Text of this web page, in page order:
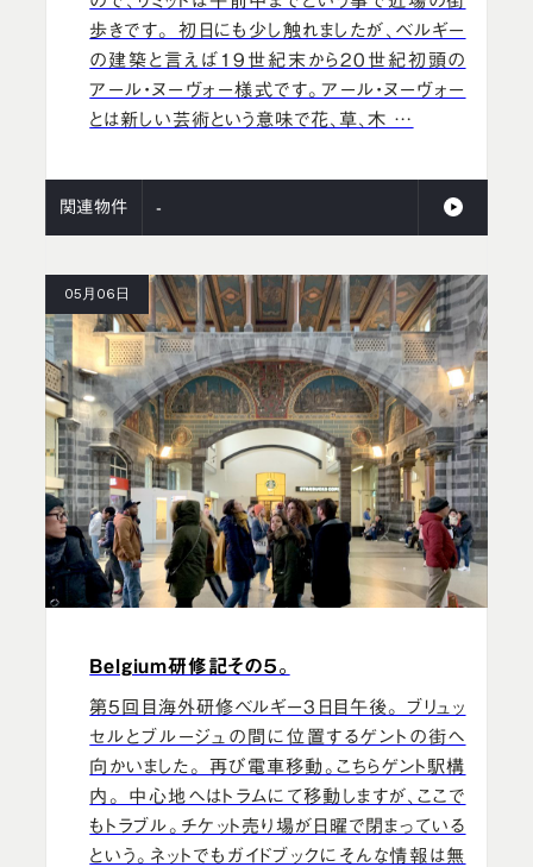
歩きです。 初日にも少し触れましたが、ベルギー
の建築と言えば19世紀末から20世紀初頭の
アール・ヌーヴォー様式です。アール・ヌーヴォー
とは新しい芸術という意味で花、草、木 …
関連物件 -
05月06日
Belgium研修記その５。
第5回目海外研修ベルギー3日目午後。 ブリュッ
セルとブルージュの間に位置するゲントの街へ
向かいました。 再び電車移動。こちらゲント駅構
内。 中心地へはトラムにて移動しますが、ここで
もトラブル。チケット売り場が日曜で閉まっている
という。ネットでもガイドブックにそんな情報は無